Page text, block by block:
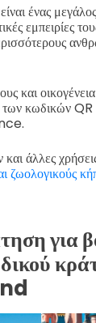
ένας
εμπειρίες
και οικογένεια
των κωδικών
άλλες
ζωολογικούς
για